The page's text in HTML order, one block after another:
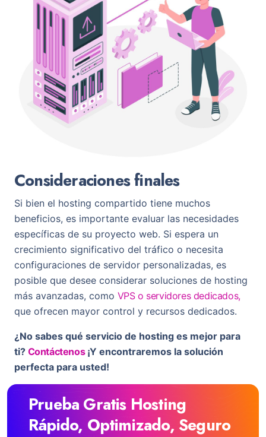
Consideraciones finales
Si bien el hosting compartido tiene muchos
beneficios, es importante evaluar las necesidades
específicas de su proyecto web. Si espera un
crecimiento significativo del tráfico o necesita
configuraciones de servidor personalizadas, es
posible que desee considerar soluciones de hosting
más avanzadas, como VPS o servidores dedicados,
que ofrecen mayor control y recursos dedicados.
¿No sabes qué servicio de hosting es mejor para
ti? Contáctenos ¡Y encontraremos la solución
perfecta para usted!
Prueba Gratis Hosting
Rápido, Optimizado, Seguro